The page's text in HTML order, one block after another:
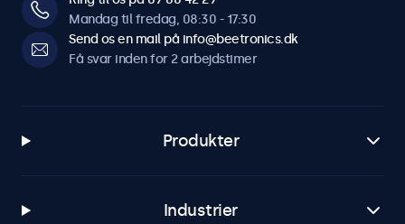
Mandag til fredag, 08:30 - 17:30
Send os en mail på info@beetronics.dk
Få svar inden for 2 arbejdstimer
Produkter
Industrier